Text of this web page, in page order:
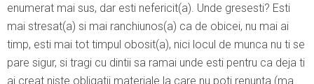
enumerat mai sus, dar esti nefericit(a). Unde gresesti? Esti
mai stresat(a) si mai ranchiunos(a) ca de obicei, nu mai ai
timp, esti mai tot timpul obosit(a), nici locul de munca nu ti se
pare sigur, si tragi cu dintii sa ramai unde esti pentru ca deja ti
ai creat niste obligatii materiale la care nu poti renunta (ma